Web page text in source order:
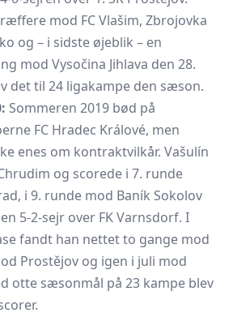
mod FC Vlašim, Zbrojovka
og – i sidste øjeblik – en
mod Vysočina Jihlava den 28.
det til 24 ligakampe den sæson.
Sommeren 2019 bød på
FC Hradec Králové, men
enes om kontraktvilkår. Vašulín
og scorede i 7. runde
i 9. runde mod Baník Sokolov
5-2-sejr over FK Varnsdorf. I
fandt han nettet to gange mod
Prostějov og igen i juli mod
otte sæsonmål på 23 kampe blev